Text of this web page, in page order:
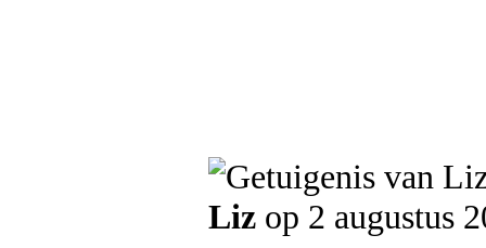
Liz op 2 augustus